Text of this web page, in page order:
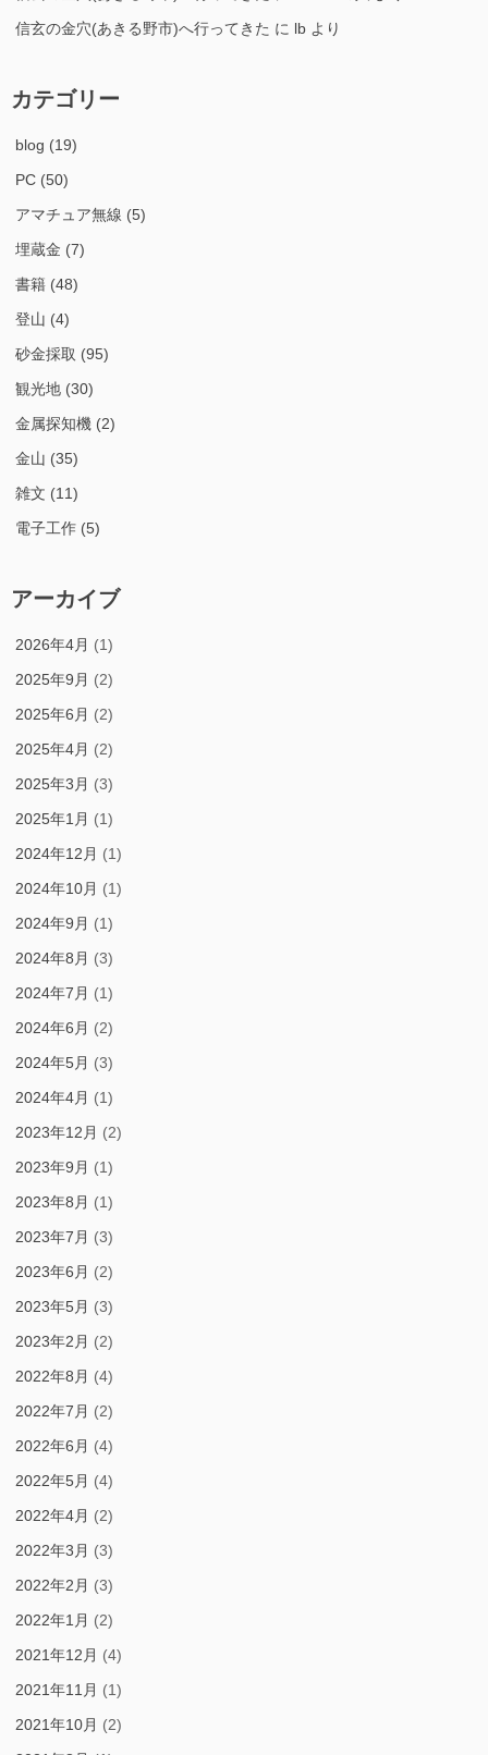
信玄の金穴(あきる野市)へ行ってきた に lb より
カテゴリー
blog (19)
PC (50)
アマチュア無線 (5)
埋蔵金 (7)
書籍 (48)
登山 (4)
砂金採取 (95)
観光地 (30)
金属探知機 (2)
金山 (35)
雑文 (11)
電子工作 (5)
アーカイブ
2026年4月 (1)
2025年9月 (2)
2025年6月 (2)
2025年4月 (2)
2025年3月 (3)
2025年1月 (1)
2024年12月 (1)
2024年10月 (1)
2024年9月 (1)
2024年8月 (3)
2024年7月 (1)
2024年6月 (2)
2024年5月 (3)
2024年4月 (1)
2023年12月 (2)
2023年9月 (1)
2023年8月 (1)
2023年7月 (3)
2023年6月 (2)
2023年5月 (3)
2023年2月 (2)
2022年8月 (4)
2022年7月 (2)
2022年6月 (4)
2022年5月 (4)
2022年4月 (2)
2022年3月 (3)
2022年2月 (3)
2022年1月 (2)
2021年12月 (4)
2021年11月 (1)
2021年10月 (2)